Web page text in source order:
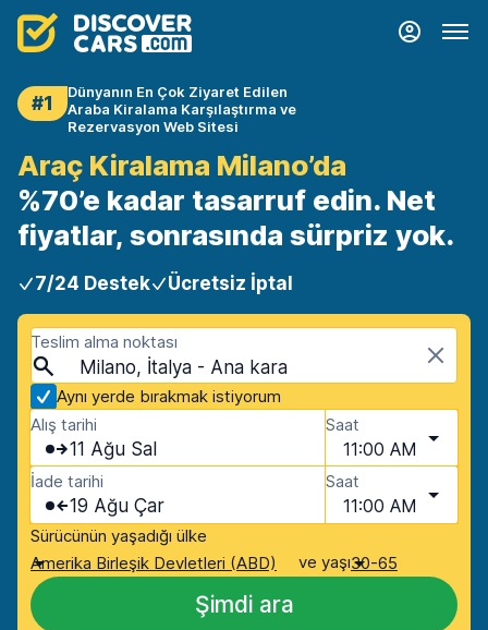
#1
Dünyanın En Çok Ziyaret Edilen
Araba Kiralama Karşılaştırma ve
Rezervasyon Web Sitesi
Araç Kiralama Milano’da
%70’e kadar tasarruf edin. Net
fiyatlar, sonrasında sürpriz yok.
7/24 Destek Ücretsiz İptal
Teslim alma noktası
Milano, İtalya - Ana kara
Aynı yerde bırakmak istiyorum
Alış tarihi
11 Ağu Sal
Saat
11:00 AM
İade tarihi
19 Ağu Çar
Saat
11:00 AM
Sürücünün yaşadığı ülke
Amerika Birleşik Devletleri (ABD)
ve yaşı30-65
Şimdi ara